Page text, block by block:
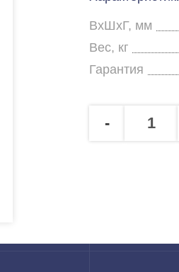
ВхШхГ, мм
Вес, кг
Гарантия
-